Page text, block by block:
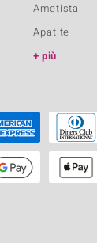
Ametista
Apatite
più